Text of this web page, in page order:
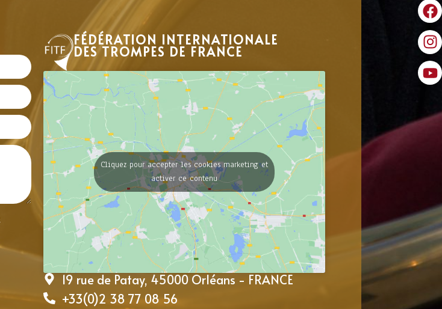
FÉDÉRATION INTERNATIONALE
DES TROMPES DE FRANCE
Cliquez pour accepter les cookies marketing et
activer ce contenu
19 rue de Patay, 45000 Orléans - FRANCE
+33(0)2 38 77 08 56